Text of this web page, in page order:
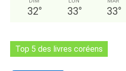
32° 33° 33°
Top 5 des livres coréens